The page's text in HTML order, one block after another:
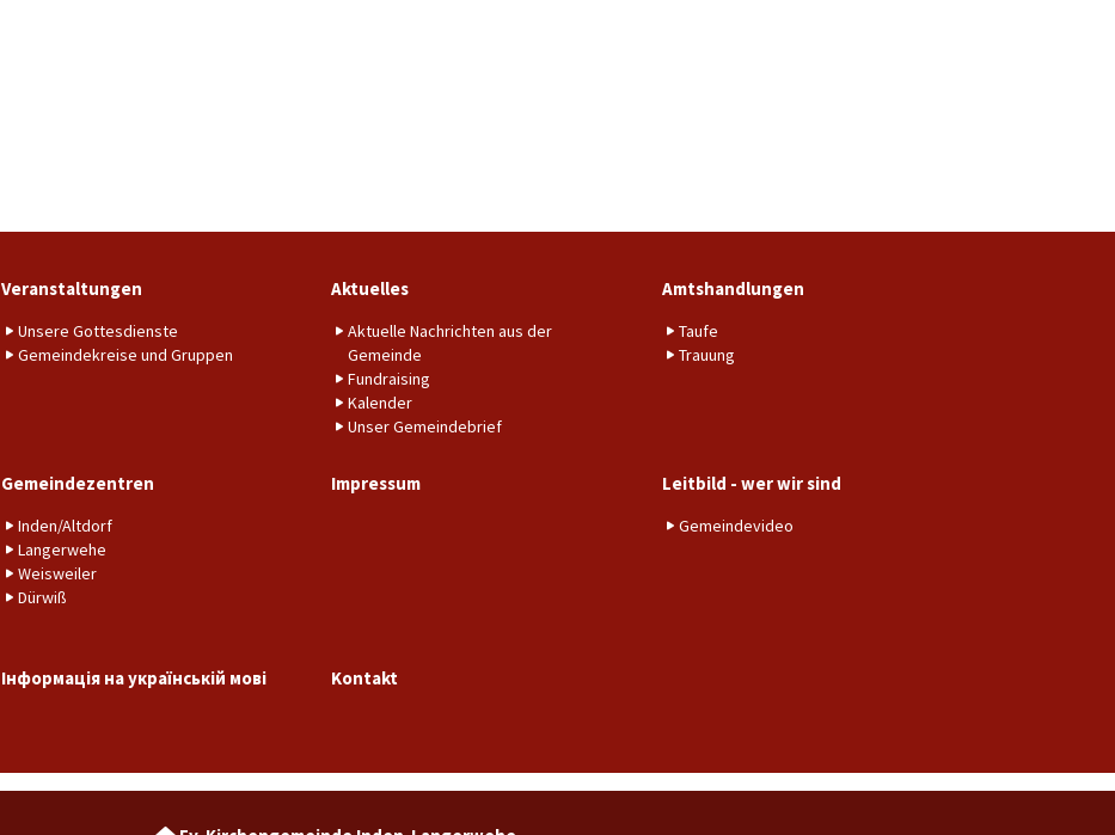
Veranstaltungen
Unsere Gottesdienste
Gemeindekreise und Gruppen
Aktuelles
Aktuelle Nachrichten aus der
Gemeinde
Fundraising
Kalender
Unser Gemeindebrief
Amtshandlungen
Taufe
Trauung
Gemeindezentren
Inden/Altdorf
Langerwehe
Weisweiler
Dürwiß
Impressum Leitbild - wer wir sind
Gemeindevideo
Інформація на українській мові Kontakt